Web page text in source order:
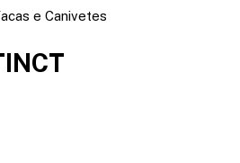
e Canivetes